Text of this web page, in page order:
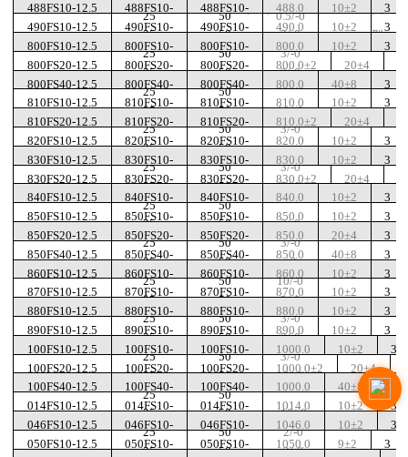
（
）
型
25
50
0.5/-0
488FS10-12.5
488FS10-
25
488FS10-
50
488.0
2/-0
10±2
3
490FS10-12.5
490FS10-
25
490FS10-
50
490.0
3/-0
10±2
3
800FS10-12.5
800FS10-
25
800FS10-
50
800.0
3/-0
10±2
3
800FS20-12.5
800FS20-
25
800FS20-
50
800.0±2 20±4
800FS40-12.5
800FS40-
25
800FS40-
50
800.0
10/-0
40±8
3
810FS10-12.5
810FS10-
25
810FS10-
50
810.0
3/-0
10±2
3
810FS20-12.5
810FS20-
25
810FS20-
50
810.0±2 20±4
820FS10-12.5
820FS10-
25
820FS10-
50
820.0
3/-0
10±2
3
830FS10-12.5
830FS10-
25
830FS10-
50
830.0
3/-0
10±2
3
830FS20-12.5
830FS20-
25
830FS20-
50
830.0±2 20±4
840FS10-12.5
840FS10-
25
840FS10-
50
840.0
3/-0
10±2
3
850FS10-12.5
850FS10-
25
850FS10-
50
850.0
3/-0
10±2
3
850FS20-12.5
850FS20-
25
850FS20-
50
850.0
±2
20±4
3
850FS40-12.5
850FS40-
25
850FS40-
50
850.0
10/-0
40±8
3
860FS10-12.5
860FS10-
25
860FS10-
50
860.0
3/-0
10±2
3
870FS10-12.5
870FS10-
25
870FS10-
50
870.0
3/-0
10±2
3
880FS10-12.5
880FS10-
25
880FS10-
50
880.0
3/-0
10±2
3
890FS10-12.5
890FS10-
25
890FS10-
50
890.0
3/-0
10±2
3
100FS10-12.5
100FS10-
25
100FS10-
50
1000.0
3/-0
10±2
3
100FS20-12.5
100FS20-
25
100FS20-
50
1000.0±2 20±4
100FS40-12.5
100FS40-
25
100FS40-
50
1000.0
10/-0
40±8
014FS10-12.5
014FS10-
25
014FS10-
50
1014.0
2/-0
10±2
3
046FS10-12.5
046FS10-
25
046FS10-
50
1046.0
2/-0
10±2
3
050FS10-12.5
050FS10-
050FS10-
1050.0
9±2
3